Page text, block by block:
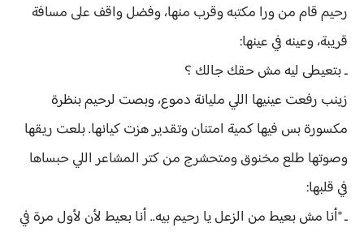
رحيم قام من ورا مكتبه وقرب منها، وفضل واقف على مسافة
قريبة، وعينه في عينها:
ـ بتعيطى ليه مش حقك جالك ؟
زينب رفعت عينيها اللي مليانة دموع، وبصت لرحيم بنظرة
مكسورة بس فيها كمية امتنان وتقدير هزت كيانها. بلعت ريقها
وصوتها طلع مخنوق ومتحشرج من كتر المشاعر اللي حبساها
في قلبها:
ـ "أنا مش بعيط من الزعل يا رحيم بيه.. أنا بعيط لأن لأول مرة في